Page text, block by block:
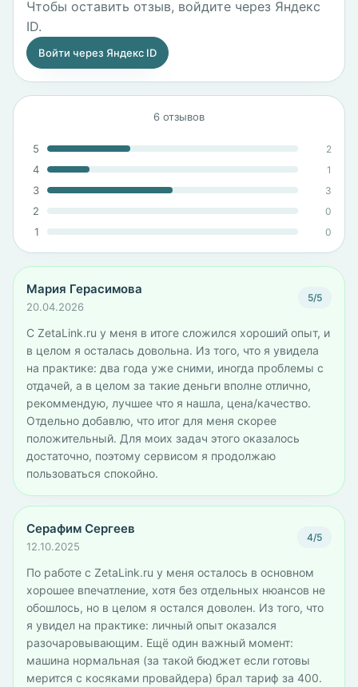
Чтобы оставить отзыв, войдите через Яндекс
ID.
Войти через Яндекс ID
6 отзывов
5 2
4 1
3 3
2 0
1 0
Мария Герасимова
20.04.2026
5/5
С ZetaLink.ru у меня в итоге сложился хороший опыт, и
в целом я осталась довольна. Из того, что я увидела
на практике: два года уже сними, иногда проблемы с
отдачей, а в целом за такие деньги вполне отлично,
рекоммендую, лучшее что я нашла, цена/качество.
Отдельно добавлю, что итог для меня скорее
положительный. Для моих задач этого оказалось
достаточно, поэтому сервисом я продолжаю
пользоваться спокойно.
Серафим Сергеев
12.10.2025
4/5
По работе с ZetaLink.ru у меня осталось в основном
хорошее впечатление, хотя без отдельных нюансов не
обошлось, но в целом я остался доволен. Из того, что
я увидел на практике: личный опыт оказался
разочаровывающим. Ещё один важный момент:
машина нормальная (за такой бюджет если готовы
мерится с косяками провайдера) брал тариф за 400.